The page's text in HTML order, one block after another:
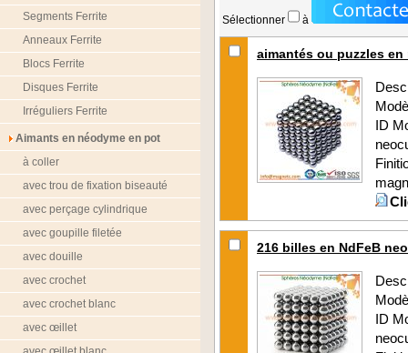
Segments Ferrite
Anneaux Ferrite
Blocs Ferrite
Disques Ferrite
Irréguliers Ferrite
Aimants en néodyme en pot
à coller
avec trou de fixation biseauté
avec perçage cylindrique
avec goupille filetée
avec douille
avec crochet
avec crochet blanc
avec œillet
Sélectionner à
aimantés ou puzzles
ID
216 billes en NdFeB
ID